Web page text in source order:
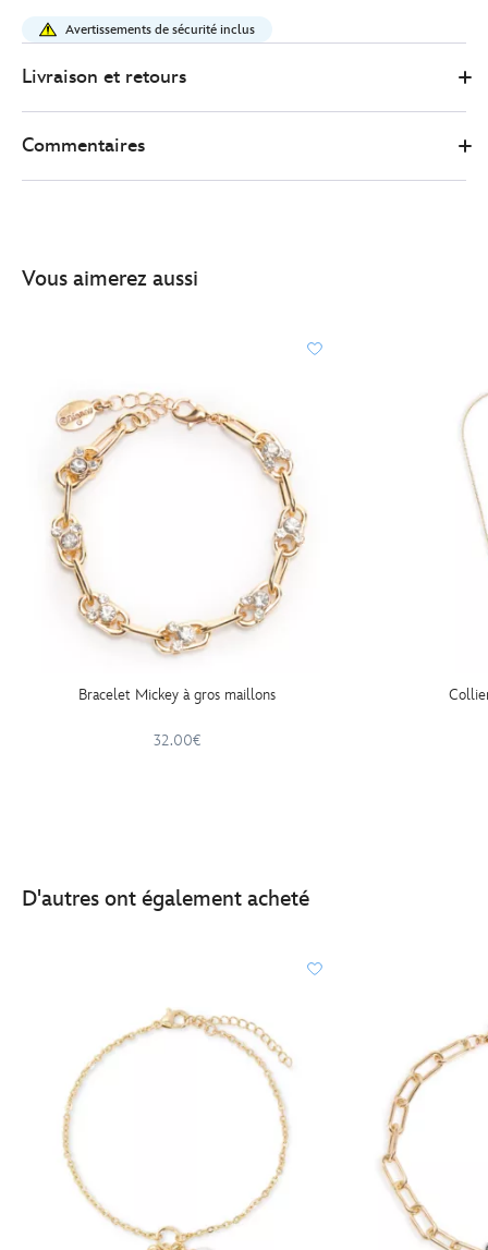
mickey-
breloques-
semi-
precieuses-
Avertissements de sécurité inclus
Livraison et retours
Commentaires
Vous aimerez aussi
Bracelet Mickey à gros maillons
32.00€
D'autres ont également acheté